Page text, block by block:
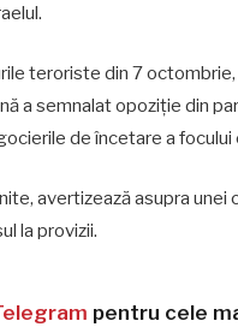
teroriste din 7
a semnalat opoziție din
de încetare a
avertizează asupra unei
la provizii.
pentru cele